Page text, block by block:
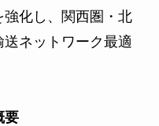
化し、関西圏・北
ネットワーク最適
要